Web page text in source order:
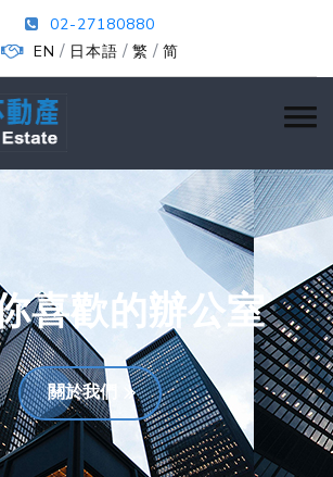
02-27180880
EN / 日本語 / 繁 / 简
喜歡的辦公室
關於我們